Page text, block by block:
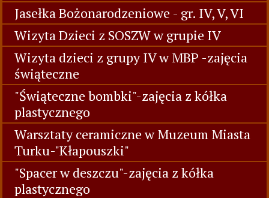
Jasełka Bożonarodzeniowe - gr. IV, V, VI
Wizyta Dzieci z SOSZW w grupie IV
Wizyta dzieci z grupy IV w MBP -zajęcia
świąteczne
"Świąteczne bombki"-zajęcia z kółka
plastycznego
Warsztaty ceramiczne w Muzeum Miasta
Turku-"Kłapouszki"
"Spacer w deszczu"-zajęcia z kółka
plastycznego